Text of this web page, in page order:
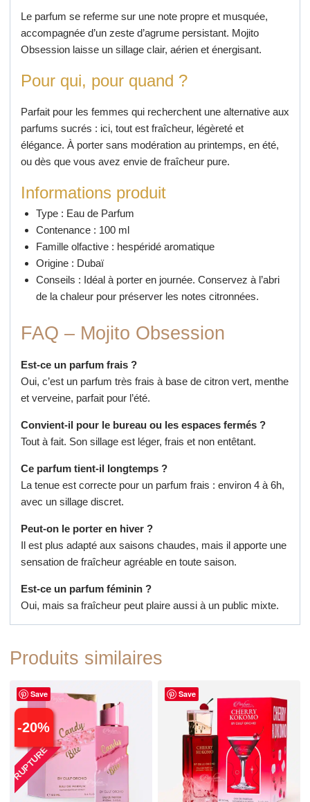
Le parfum se referme sur une note propre et musquée,
accompagnée d’un zeste d’agrume persistant. Mojito
Obsession laisse un sillage clair, aérien et énergisant.
Pour qui, pour quand ?
Parfait pour les femmes qui recherchent une alternative aux
parfums sucrés : ici, tout est fraîcheur, légèreté et
élégance. À porter sans modération au printemps, en été,
ou dès que vous avez envie de fraîcheur pure.
Informations produit
Type : Eau de Parfum
Contenance : 100 ml
Famille olfactive : hespéridé aromatique
Origine : Dubaï
Conseils : Idéal à porter en journée. Conservez à l’abri
de la chaleur pour préserver les notes citronnées.
FAQ – Mojito Obsession
Est-ce un parfum frais ?
Oui, c’est un parfum très frais à base de citron vert, menthe
et verveine, parfait pour l’été.
Convient-il pour le bureau ou les espaces fermés ?
Tout à fait. Son sillage est léger, frais et non entêtant.
Ce parfum tient-il longtemps ?
La tenue est correcte pour un parfum frais : environ 4 à 6h,
avec un sillage discret.
Peut-on le porter en hiver ?
Il est plus adapté aux saisons chaudes, mais il apporte une
sensation de fraîcheur agréable en toute saison.
Est-ce un parfum féminin ?
Oui, mais sa fraîcheur peut plaire aussi à un public mixte.
Produits similaires
Save
-20%
RUPTURE
Save